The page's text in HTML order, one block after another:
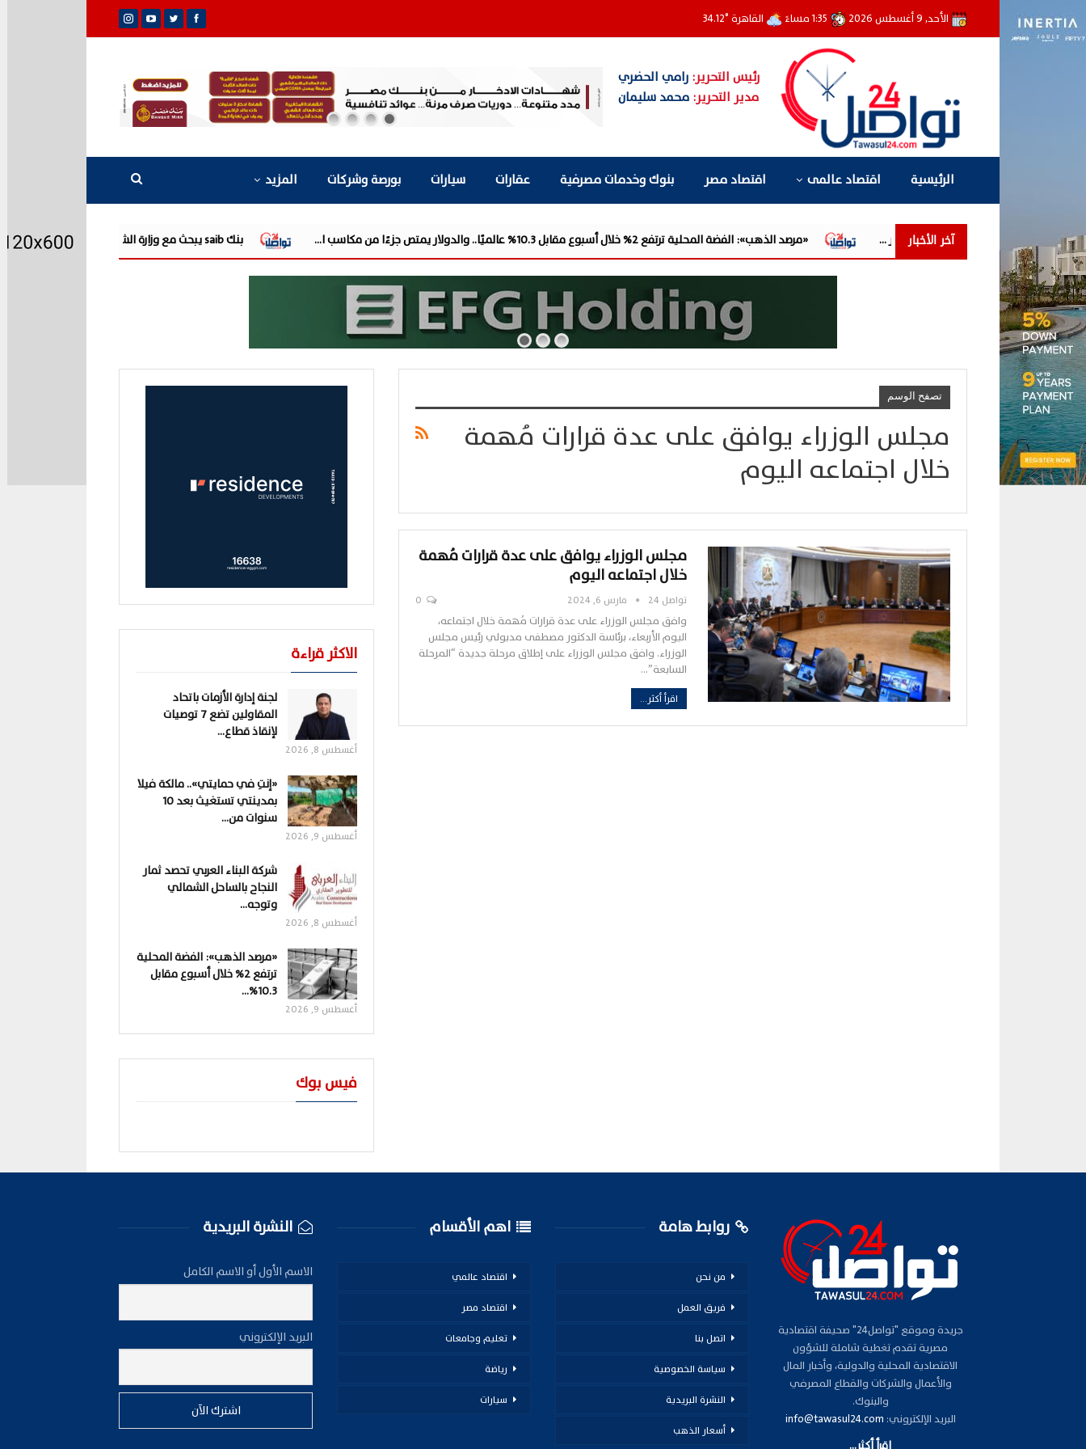
الأحد, 9 أغسطس 2026 القاهرة°
34.12
رئيس التحرير:رامي الحضري
مدير التحرير: محمد سليمان
الرئيسية اقتصاد عالمى اقتصاد مصر بنوك وخدمات مصرفية عقارات سيارات بورصة وشركات المزيد
آخر الأخبار «مرصد الذهب»: الفضة المحلية ترتفع 2% خلال أسبوع مقابل 10.3% عالميًا.. والدولار يمتص جزءًا من مكاسب ا... بنك saib يبحث مع وزارة الشباب والرياضة سبل التعاون المشترك في عدد من المجالات
تصفح الوسم
مجلس الوزراء يوافق على عدة قرارات مُهمة
خلال اجتماعه اليوم
مجلس الوزراء يوافق على عدة قرارات مُهمة
خلال اجتماعه اليوم
تواصل 24 مارس 6, 2024
وافق مجلس الوزراء على عدة قرارات مُهمة خلال اجتماعه،
اليوم الأربعاء، برئاسة الدكتور مصطفى مدبولي رئيس مجلس
الوزراء. وافق مجلس الوزراء على إطلاق مرحلة جديدة “المرحلة
السابعة”…
اقرأ أكثر...
الاكثر قراءة
لجنة إدارة الأزمات باتحاد
المقاولين تضع 7 توصيات
لإنقاذ قطاع…
أغسطس 8, 2026
«إنتِ في حمايتي».. مالكة فيلا
بمدينتي تستغيث بعد 10
سنوات من…
أغسطس 9, 2026
شركة البناء العربي تحصد ثمار
النجاح بالساحل الشمالي
وتوجه…
أغسطس 8, 2026
«مرصد الذهب»: الفضة المحلية
ترتفع 2% خلال أسبوع مقابل
10.3%…
أغسطس 9, 2026
فيس بوك
جريدة وموقع "تواصل24" صحيفة اقتصادية
مصرية تقدم تغطية شاملة للشؤون
الاقتصادية المحلية والدولية، وأخبار المال
والأعمال والشركات والقطاع المصرفي
والبنوك.
البريد الإلكتروني: info@tawasul24.com
روابط هامة
من نحن
فريق العمل
اتصل بنا
سياسة الخصوصية
النشرة البريدية
أسعار الذهب
اهم الأقسام
اقتصاد عالمي
اقتصاد مصر
تعليم وجامعات
رياضة
سيارات
النشرة البريدية
الاسم الأول أو الاسم الكامل
البريد الإلكتروني